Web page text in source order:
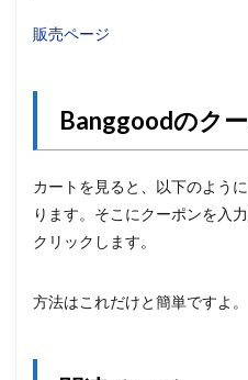
販売ページ
Banggoodのク
カートを見ると、以下のよう
ります。そこにクーポンを入
クリックします。
方法はこれだけと簡単ですよ。